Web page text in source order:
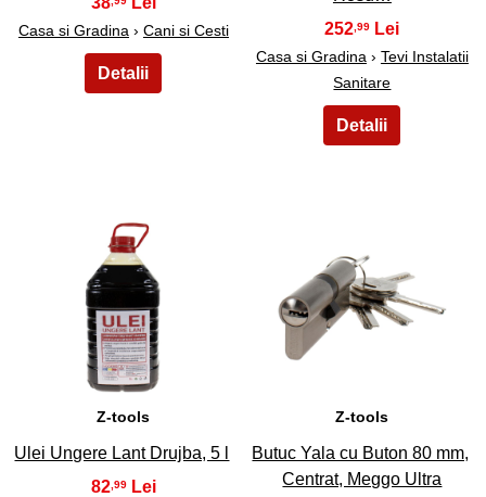
Casa si Gradina › Cani si Cesti
252 ,99
Casa si Gradina › Tevi Instalatii
Sanitare
5
Z-tools
Ulei Ungere Lant Drujba, 5 l
82 ,99
6
Z-tools
Butuc Yala cu Buton 80 mm,
Centrat, Meggo Ultra